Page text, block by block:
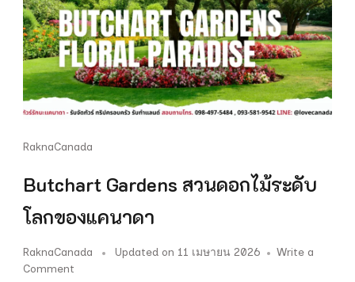
RaknaCanada
Butchart Gardens สวนดอกไม้ระดับ
โลกของแคนาดา
RaknaCanada Updated on 11 เมษายน 2026
Write a
Comment